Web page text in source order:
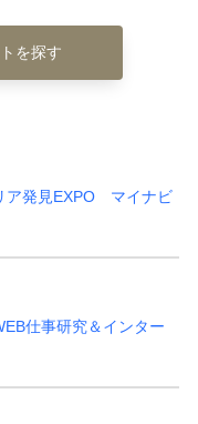
を探す
ア発見EXPO マイナビ
仕事研究＆インター